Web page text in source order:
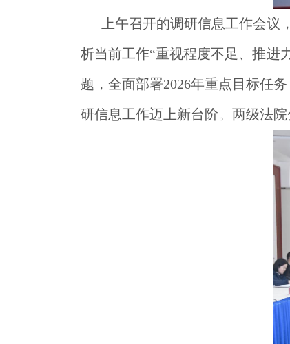
上午召开的调研信息工作会
析当前工作“重视程度不足、推进
题，全面部署2026年重点目标任
研信息工作迈上新台阶。两级法